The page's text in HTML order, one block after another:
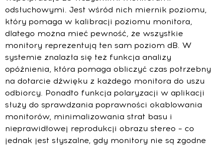
odsłuchowymi. Jest wśród nich miernik poziomu,
który pomaga w kalibracji poziomu monitora,
dlatego można mieć pewność, że wszystkie
monitory reprezentują ten sam poziom dB. W
systemie znalazła się też funkcja analizy
opóźnienia, która pomaga obliczyć czas potrzebny
na dotarcie dźwięku z każdego monitora do uszu
odbiorcy. Ponadto funkcja polaryzacji w aplikacji
służy do sprawdzania poprawności okablowania
monitorów, minimalizowania strat basu i
nieprawidłowej reprodukcji obrazu stereo – co
jednak jest słyszalne, gdy monitory nie są zgodne